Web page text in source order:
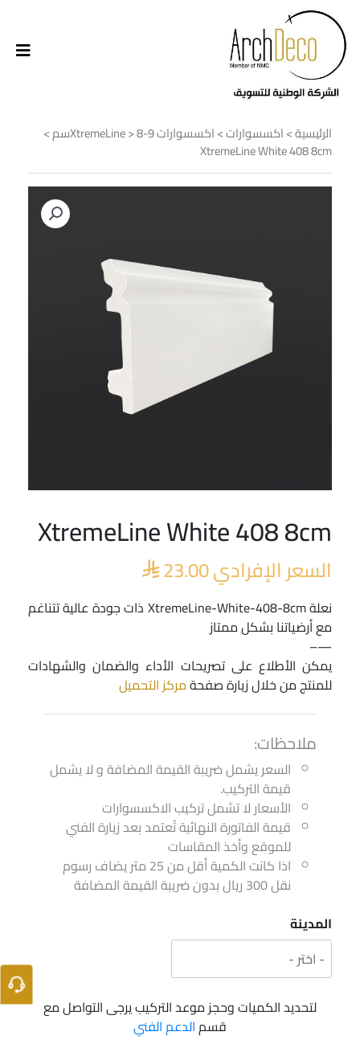
الرئيسية>اكسسوارات>اكسسوارات XtremeLine >8-9سم
>
XtremeLine White 408 8cm
XtremeLine White 408 8cm
السعر الإفرادي 23.00
نعلة XtremeLine-White-408-8cm ذات جودة عالية تتناغم
مع أرضياتنا بشكل ممتاز
—–
يمكن الأطلاع على تصريحات الأداء والضمان والشهادات
للمنتج من خلال زيارة صفحةمركز التحميل
ملاحظات:
السعر يشمل ضريبة القيمة المضافة و لا يشمل
قيمة التركيب.
الأسعار لا تشمل تركيب الاكسسوارات
قيمة الفاتورة النهائية تُعتمد بعد زيارة الفني
للموقع وأخذ المقاسات
اذا كانت الكمية أقل من 25 متر يضاف رسوم
نقل 300 ريال بدون ضريبة القيمة المضافة
المدينة
لتحديد الكميات وحجز موعد التركيب يرجى التواصل مع
قسمالدعم الفني